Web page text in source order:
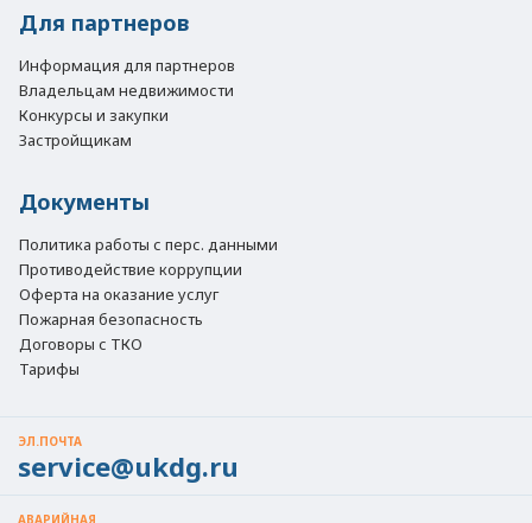
Для партнеров
Информация для партнеров
Владельцам недвижимости
Конкурсы и закупки
Застройщикам
Документы
Политика работы с перс. данными
Противодействие коррупции
Оферта на оказание услуг
Пожарная безопасность
Договоры с ТКО
Тарифы
ЭЛ.ПОЧТА
service@ukdg.ru
АВАРИЙНАЯ